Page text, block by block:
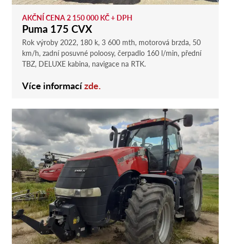
AKČNÍ CENA 2 150 000 KČ + DPH
Puma 175 CVX
Rok výroby 2022, 180 k, 3 600 mth, motorová brzda, 50
km/h, zadní posuvné poloosy, čerpadlo 160 l/min, přední
TBZ, DELUXE kabina, navigace na RTK.
Více informacízde.